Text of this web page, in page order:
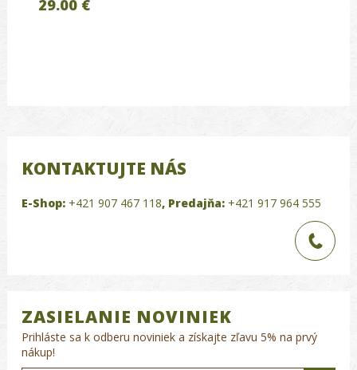
29.00 €
KONTAKTUJTE NÁS
E-Shop: +421 907 467 118, Predajňa: +421 917 964 555
ZASIELANIE NOVINIEK
Prihláste sa k odberu noviniek a získajte zľavu 5% na prvý
nákup!